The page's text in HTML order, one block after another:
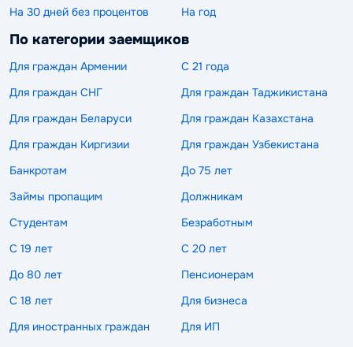
На 30 дней без процентов
На год
По категории заемщиков
Для граждан Армении
С 21 года
Для граждан СНГ
Для граждан Таджикистана
Для граждан Беларуси
Для граждан Казахстана
Для граждан Киргизии
Для граждан Узбекистана
Банкротам
До 75 лет
Займы пропащим
Должникам
Студентам
Безработным
С 19 лет
С 20 лет
До 80 лет
Пенсионерам
С 18 лет
Для бизнеса
Для иностранных граждан
Для ИП